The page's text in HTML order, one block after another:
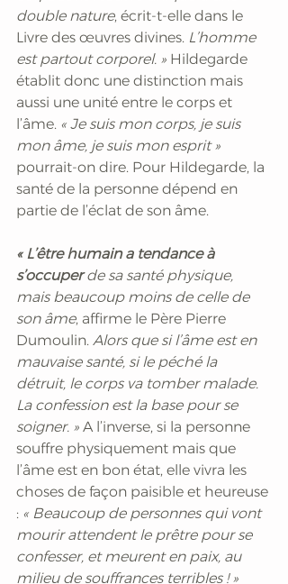
double nature, écrit-t-elle dans le
Livre des œuvres divines. L’homme
est partout corporel. » Hildegarde
établit donc une distinction mais
aussi une unité entre le corps et
l’âme. « Je suis mon corps, je suis
mon âme, je suis mon esprit »
pourrait-on dire. Pour Hildegarde, la
santé de la personne dépend en
partie de l’éclat de son âme.
« L’être humain a tendance à
s’occuper de sa santé physique,
mais beaucoup moins de celle de
son âme, affirme le Père Pierre
Dumoulin. Alors que si l’âme est en
mauvaise santé, si le péché la
détruit, le corps va tomber malade.
La confession est la base pour se
soigner. » A l’inverse, si la personne
souffre physiquement mais que
l’âme est en bon état, elle vivra les
choses de façon paisible et heureuse
: « Beaucoup de personnes qui vont
mourir attendent le prêtre pour se
confesser, et meurent en paix, au
milieu de souffrances terribles ! »